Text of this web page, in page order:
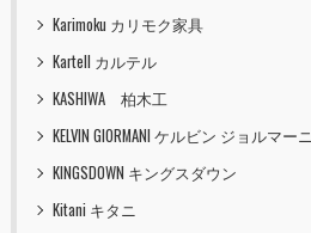
Karimoku カリモク家具
Kartell カルテル
KASHIWA 柏木工
KELVIN GIORMANI ケルビン ジョルマーニ
KINGSDOWN キングスダウン
Kitani キタニ